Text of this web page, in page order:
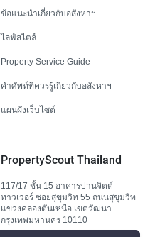
ข้อแนะนำเกี่ยวกับอสังหาฯ
ไลฟ์สไตล์
Property Service Guide
คำศัพท์ที่ควรรู้เกี่ยวกับอสังหาฯ
แผนผังเว็บไซต์
PropertyScout Thailand
117/17 ชั้น 15 อาคารปานจิตต์
ทาวเวอร์ ซอยสุขุมวิท 55 ถนนสุขุมวิท
แขวงคลองตันเหนือ เขตวัฒนา
กรุงเทพมหานคร 10110